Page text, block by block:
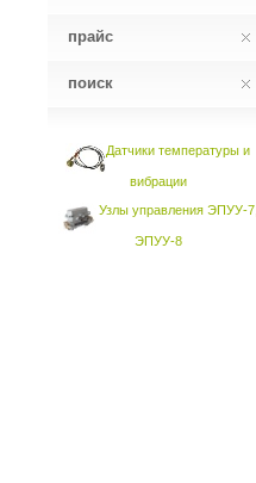
прайс
поиск
Датчики температуры и
вибрации
Узлы управления ЭПУУ-7,
ЭПУУ-8